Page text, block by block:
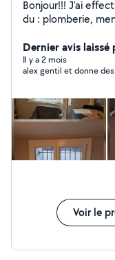
Bonjour!!! J'ai
du : plomberie,
électricité
installation de
Dernier avis laissé
Il y a 2 mois
alex gentil et donne
Voir le